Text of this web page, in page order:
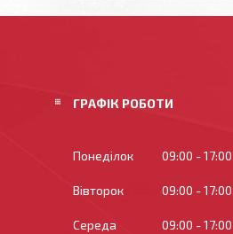
ГРАФІК РОБОТИ
Понеділок 09:00 17:00
Вівторок 09:00 17:00
Середа 09:00 17:00